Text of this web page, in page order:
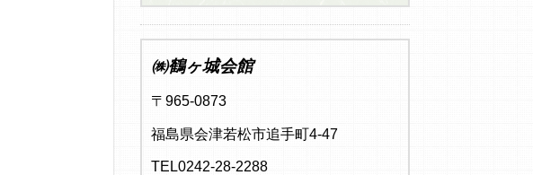
㈱鶴ヶ城会館
〒965-0873
福島県会津若松市追手町4-47
TEL0242-28-2288